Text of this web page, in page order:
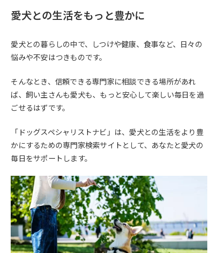
愛犬との生活をもっと豊かに
愛犬との暮らしの中で、しつけや健康、食事など、日々の
悩みや不安はつきものです。
そんなとき、信頼できる専門家に相談できる場所があれ
ば、飼い主さんも愛犬も、もっと安心して楽しい毎日を過
ごせるはずです。
「ドッグスペシャリストナビ」は、愛犬との生活をより豊
かにするための専門家検索サイトとして、あなたと愛犬の
毎日をサポートします。